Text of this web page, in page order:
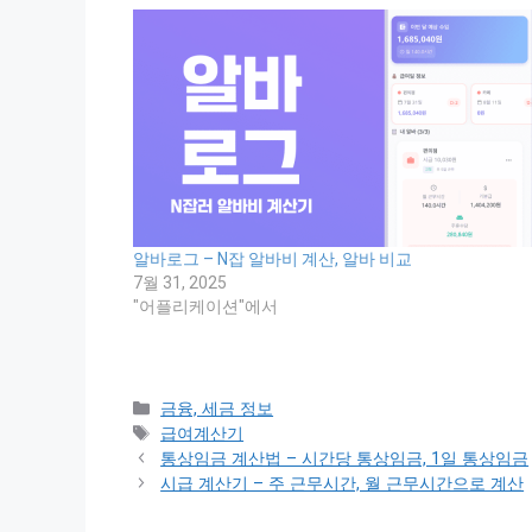
알바로그 – N잡 알바비 계산, 알바 비교
7월 31, 2025
"어플리케이션"에서
Categories
금융, 세금 정보
Tags
급여계산기
통상임금 계산법 – 시간당 통상임금, 1일 통상임금
시급 계산기 – 주 근무시간, 월 근무시간으로 계산